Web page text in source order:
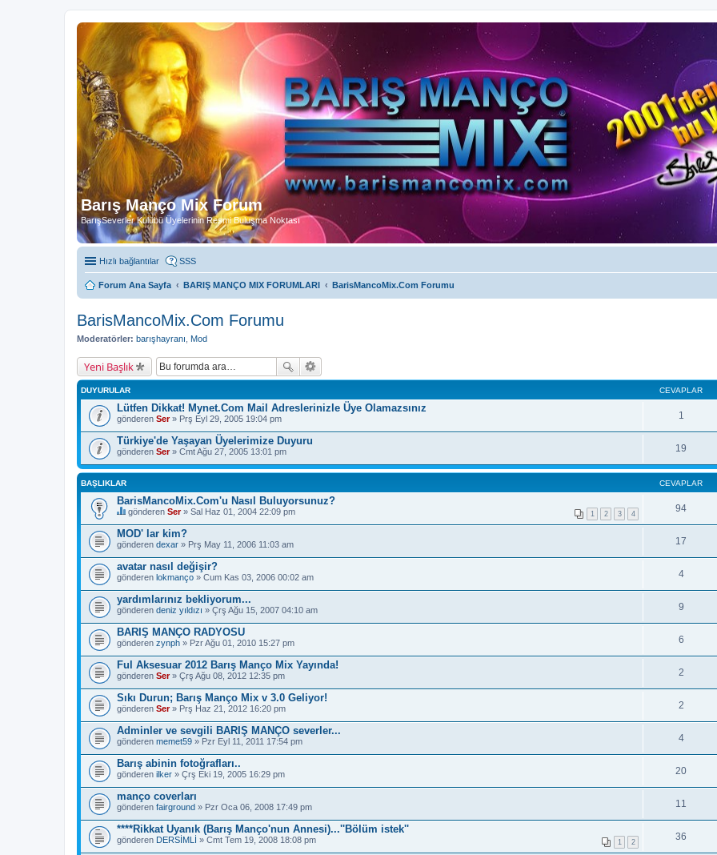
Barış Manço Mix Forum
BarışSeverler Kulübü Üyelerinin Resmi Buluşma Noktası
Hızlı bağlantılar SSS
Forum Ana Sayfa BARIŞ MANÇO MIX FORUMLARI BarisMancoMix.Com Forumu
BarisMancoMix.Com Forumu
Moderatörler: barışhayranı Mod
Yeni Başlık
DUYURULAR CEVAPLAR
Lütfen Dikkat! Mynet.Com Mail Adreslerinizle Üye Olamazsınız
gönderen Ser» Prş Eyl 29, 2005 19:04 pm 1
Türkiye'de Yaşayan Üyelerimize Duyuru
gönderen Ser» Cmt Ağu 27, 2005 13:01 pm 19
BAŞLIKLAR CEVAPLAR
BarisMancoMix.Com'u Nasıl Buluyorsunuz?
1 2 3 4
B
u
b
a
ş
l
ı
b
i
r
a
n
k
e
t
e
a
h
i
p
.
gönderen Ser» Sal Haz 01, 2004 22:09 pm 94
MOD' lar kim?
gönderen dexar » Prş May 11, 2006 11:03 am 17
avatar nasıl değişir?
gönderen lokmanço » Cum Kas 03, 2006 00:02 am 4
yardımlarınız bekliyorum...
gönderen deniz yıldızı » Çrş Ağu 15, 2007 04:10 am 9
BARIŞ MANÇO RADYOSU
gönderen zynph » Pzr Ağu 01, 2010 15:27 pm 6
Ful Aksesuar 2012 Barış Manço Mix Yayında!
gönderen Ser» Çrş Ağu 08, 2012 12:35 pm 2
Sıkı Durun; Barış Manço Mix v 3.0 Geliyor!
gönderen Ser» Prş Haz 21, 2012 16:20 pm 2
Adminler ve sevgili BARIŞ MANÇO severler...
gönderen memet59 » Pzr Eyl 11, 2011 17:54 pm 4
Barış abinin fotoğrafları..
gönderen ilker » Çrş Eki 19, 2005 16:29 pm 20
manço coverları
gönderen fairground » Pzr Oca 06, 2008 17:49 pm 11
****Rikkat Uyanık (Barış Manço'nun Annesi)...''Bölüm istek''
1 2
gönderen DERSİMLİ » Cmt Tem 19, 2008 18:08 pm 36